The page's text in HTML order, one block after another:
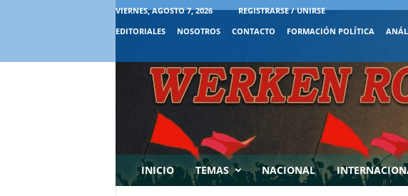
VIERNES, AGOSTO 7, 2026
REGISTRARSE / UNIRSE
EDITORIALES
NOSOTROS CONTACTO FORMACIÓN POLÍTICA
INICIO TEMAS NACIONAL